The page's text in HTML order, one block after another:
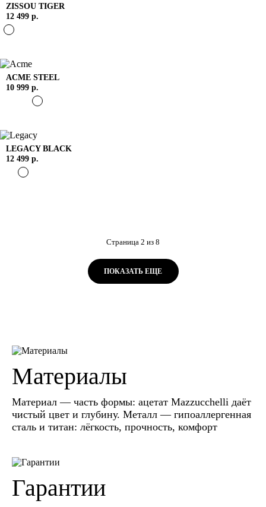
ZISSOU TIGER
12 499 р.
ACME STEEL
10 999 р.
LEGACYBLACK
12 499 р.
Страница 2 из 8
Материалы
Материал — часть формы: ацетат Mazzucchelli даёт
чистый цвет и глубину. Металл — гипоаллергенная
сталь и титан: лёгкость, прочность, комфорт
Гарантии